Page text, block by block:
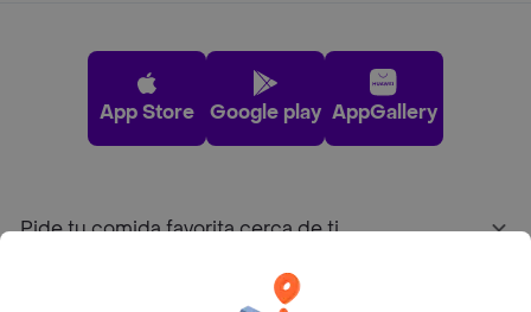
App Store Google play AppGallery
Pide tu comida favorita cerca de ti